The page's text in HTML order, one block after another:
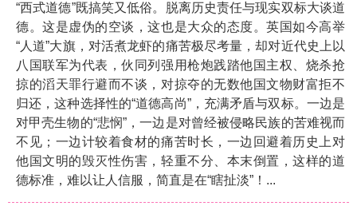
“西式道德”既搞笑又低俗。脱离历史责任与现实双标大谈道
德。这是虚伪的空谈，这也是大众的态度。英国如今高举
“人道”大旗，对活煮龙虾的痛苦极尽考量，却对近代史上以
八国联军为代表，伙同列强用枪炮践踏他国主权、烧杀抢
掠的滔天罪行避而不谈，对掠夺的无数他国文物财富拒不
归还，这种选择性的“道德高尚”，充满矛盾与双标。一边是
对甲壳生物的“悲悯”，一边是对曾经被侵略民族的苦难视而
不见；一边计较着食材的痛苦时长，一边回避着历史上对
他国文明的毁灭性伤害，轻重不分、本末倒置，这样的道
德标准，难以让人信服，简直是在“瞎扯淡”！...